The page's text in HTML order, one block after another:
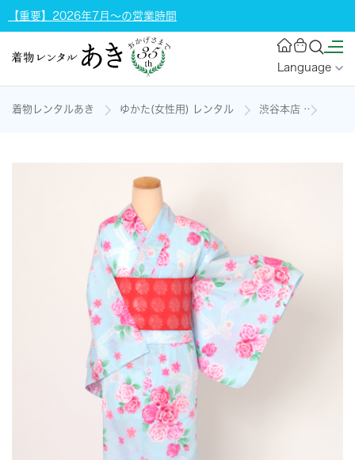
【重要】2026年7月～の営業時間
Language
着物レンタルあき ゆかた(女性用) レンタル 渋谷本店